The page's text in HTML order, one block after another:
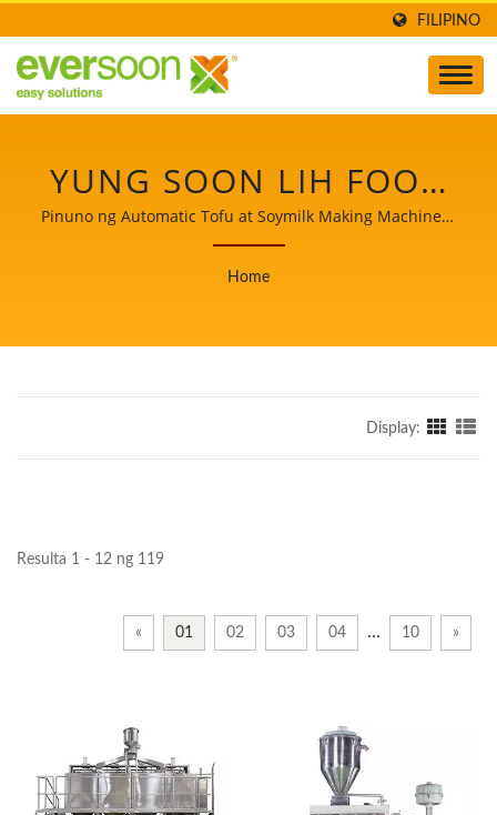
FILIPINO
YUNG SOON LIH FOOD
MACHINE CO., LTD.
Pinuno ng Automatic Tofu at Soymilk Making Machinery
na may Mataas na Prayoridad sa Kaligtasan ng Pagkain.
Home
Display:
Resulta 1 - 12 ng 119
« 01 02 03 04 … 10 »